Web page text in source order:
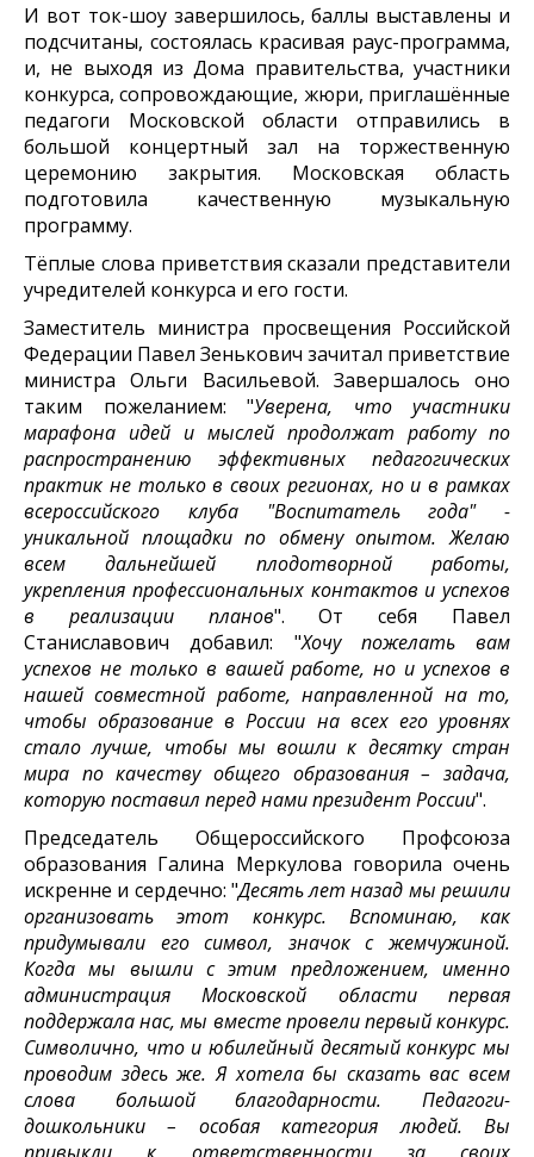
И вот ток-шоу завершилось, баллы выставлены и
подсчитаны, состоялась красивая раус-программа,
и, не выходя из Дома правительства, участники
конкурса, сопровождающие, жюри, приглашённые
педагоги Московской области отправились в
большой концертный зал на торжественную
церемонию закрытия. Московская область
подготовила качественную музыкальную
программу.
Тёплые слова приветствия сказали представители
учредителей конкурса и его гости.
Заместитель министра просвещения Российской
Федерации Павел Зенькович зачитал приветствие
министра Ольги Васильевой. Завершалось оно
таким пожеланием: "Уверена, что участники
марафона идей и мыслей продолжат работу по
распространению эффективных педагогических
практик не только в своих регионах, но и в рамках
всероссийского клуба "Воспитатель года" -
уникальной площадки по обмену опытом. Желаю
всем дальнейшей плодотворной работы,
укрепления профессиональных контактов и успехов
в реализации планов". От себя Павел
Станиславович добавил: "Хочу пожелать вам
успехов не только в вашей работе, но и успехов в
нашей совместной работе, направленной на то,
чтобы образование в России на всех его уровнях
стало лучше, чтобы мы вошли к десятку стран
мира по качеству общего образования – задача,
которую поставил перед нами президент России".
Председатель Общероссийского Профсоюза
образования Галина Меркулова говорила очень
искренне и сердечно: "Десять лет назад мы решили
организовать этот конкурс. Вспоминаю, как
придумывали его символ, значок с жемчужиной.
Когда мы вышли с этим предложением, именно
администрация Московской области первая
поддержала нас, мы вместе провели первый конкурс.
Символично, что и юбилейный десятый конкурс мы
проводим здесь же. Я хотела бы сказать вас всем
слова большой благодарности. Педагоги-
дошкольники – особая категория людей. Вы